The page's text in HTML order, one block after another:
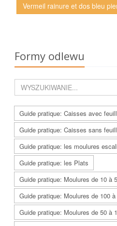
Vermeil rainure et dos bleu
Formy odlewu
Guide pratique: Caisses avec
Guide pratique: Caisses sans
Guide pratique: les moulures
Guide pratique: les Plats
Guide pratique: Moulures de 10 à
Guide pratique: Moulures de 100
Guide pratique: Moulures de 50 à